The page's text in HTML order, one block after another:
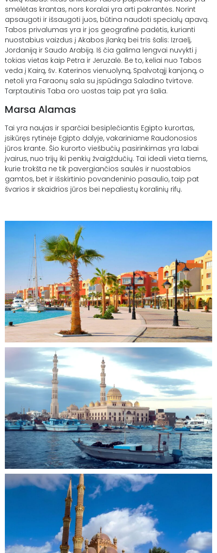
smėlėtas krantas, nors koralai yra arti pakrantės. Norint
apsaugoti ir išsaugoti juos, būtina naudoti specialų apavą.
Tabos privalumas yra ir jos geografinė padėtis, kurianti
nuostabius vaizdus į Akabos įlanką bei tris šalis: Izraelį,
Jordaniją ir Saudo Arabiją. Iš čia galima lengvai nuvykti į
tokias vietas kaip Petra ir Jeruzalė. Be to, keliai nuo Tabos
veda į Kairą, šv. Katerinos vienuolyną, Spalvotąjį kanjoną, o
netoli yra Faraonų sala su įspūdinga Saladino tvirtove.
Tarptautinis Taba oro uostas taip pat yra šalia.
Marsa Alamas
Tai yra naujas ir sparčiai besiplečiantis Egipto kurortas,
įsikūręs rytinėje Egipto dalyje, vakariniame Raudonosios
jūros krante. Šio kurorto viešbučių pasirinkimas yra labai
įvairus, nuo trijų iki penkių žvaigždučių. Tai ideali vieta tiems,
kurie trokšta ne tik pavergiančios saulės ir nuostabios
gamtos, bet ir išskirtinio povandeninio pasaulio, taip pat
švarios ir skaidrios jūros bei nepaliestų koralinių rifų.